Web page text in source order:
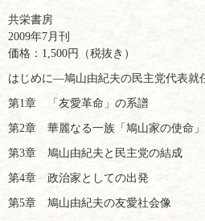
共栄書房
2009年7月刊
価格：1,500円（税抜き）
はじめに―鳩山由紀夫の民主党代表就
第1章 「友愛革命」の系譜
第2章 華麗なる一族「鳩山家の使命」
第3章 鳩山由紀夫と民主党の結成
第4章 政治家としての出発
第5章 鳩山由紀夫の友愛社会像